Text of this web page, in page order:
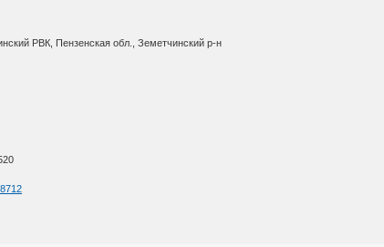
РВК, Пензенская обл., Земетчинский р-н